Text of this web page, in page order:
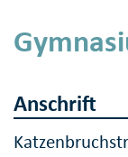
Anschrift